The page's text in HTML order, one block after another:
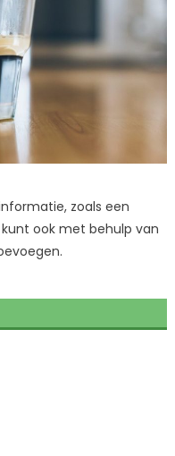
zoals een
ook met behulp van